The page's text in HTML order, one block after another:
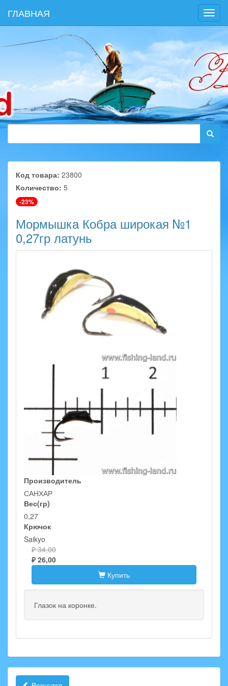
ГЛАВНАЯ
Код товара: 23800
Количество: 5
-23%
Мормышка Кобра широкая №1
0,27гр латунь
Производитель
САНХАР
Вес(гр)
0,27
Крючок
Saikyo
₽ 34,00
₽ 26,00
Купить
Глазок на коронке.